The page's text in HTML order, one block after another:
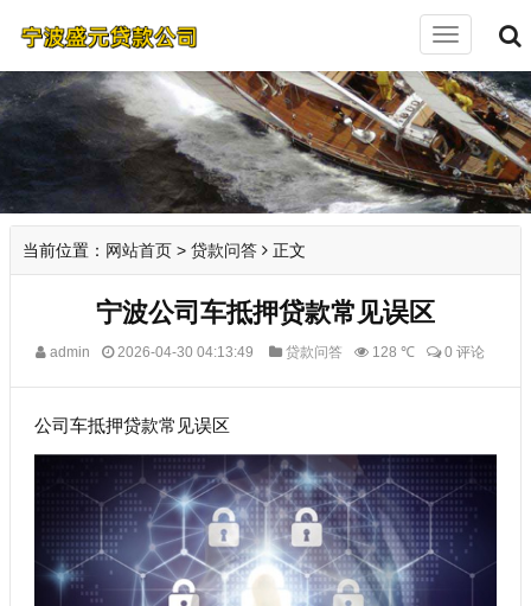
切
导
航
当前位置： 网站首页 > 贷款问答 正文
宁波公司车抵押贷款常见误区
admin 2026-04-30 04:13:49 贷款问答 128 ℃ 0 评论
公司车抵押贷款常见误区